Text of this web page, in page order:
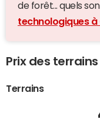
de forêt... quels
technologiques
Prix des
Terrains